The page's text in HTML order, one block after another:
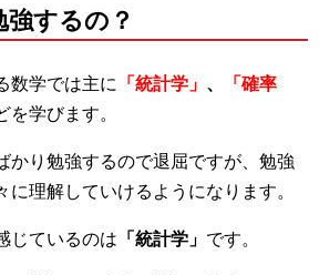
するの？
数学では主に 「統計学」 、
「確率
を学びます。
かり勉強するので退屈ですが、勉強
に理解していけるようになります。
じているのは 「統計学」 です。